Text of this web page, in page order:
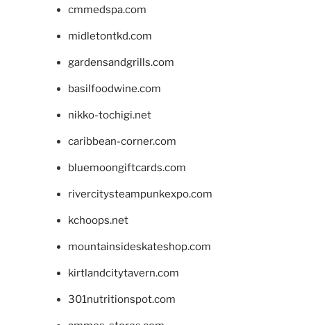
cmmedspa.com
midletontkd.com
gardensandgrills.com
basilfoodwine.com
nikko-tochigi.net
caribbean-corner.com
bluemoongiftcards.com
rivercitysteampunkexpo.com
kchoops.net
mountainsideskateshop.com
kirtlandcitytavern.com
301nutritionspot.com